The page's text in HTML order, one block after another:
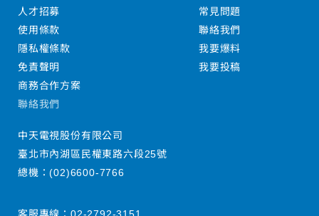
人才招募
使用條款
隱私權條款
免責聲明
商務合作方案
常見問題
聯絡我們
我要爆料
我要投稿
聯絡我們
中天電視股份有限公司
臺北市內湖區民權東路六段25號
總機：(02)6600-7766